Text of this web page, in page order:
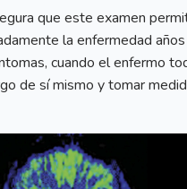
que este examen
la enfermedad
cuando el enfermo
de sí mismo y tomar